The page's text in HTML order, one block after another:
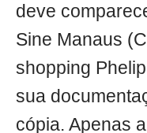
deve
Sine Manaus
shopping
sua
cópia. Apenas